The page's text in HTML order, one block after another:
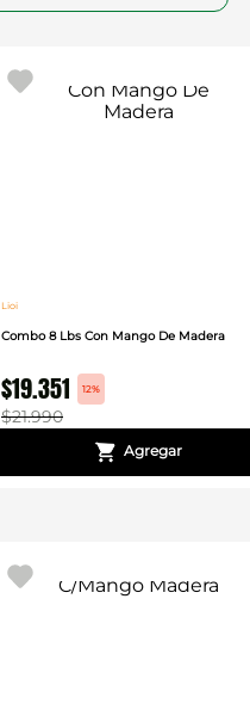
Lioi
Combo 8 Lbs Con Mango De Madera
$19.351 12%
$21.990